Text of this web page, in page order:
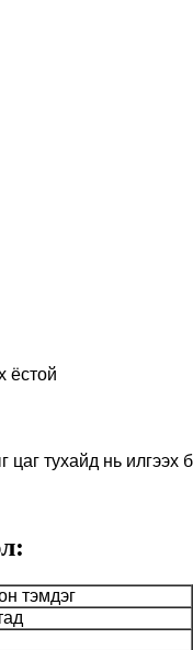
ёстой
тухайд нь илгээх
тэмдэг